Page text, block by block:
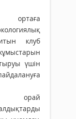
ортаға
клуб
үшін
орай